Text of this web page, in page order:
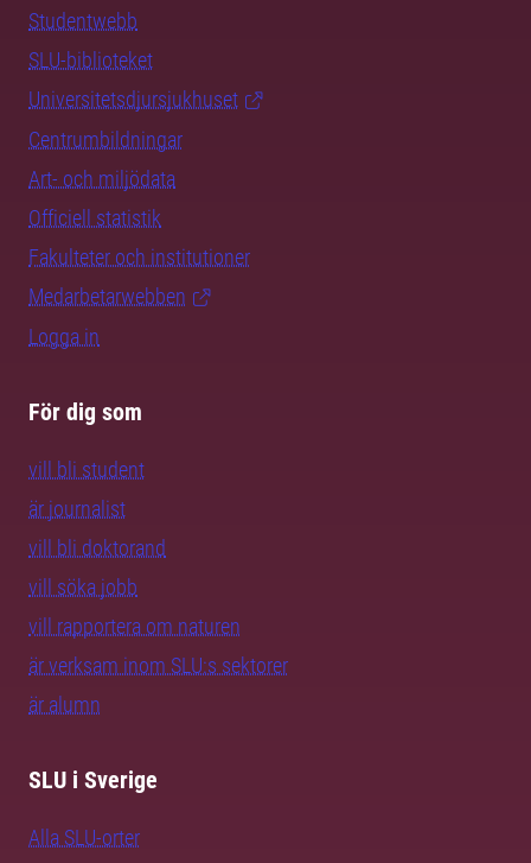
Studentwebb
SLU-biblioteket
Universitetsdjursjukhuset
Centrumbildningar
Art- och miljödata
Officiell statistik
Fakulteter och institutioner
Medarbetarwebben
Logga in
För dig som
vill bli student
är journalist
vill bli doktorand
vill söka jobb
vill rapportera om naturen
är verksam inom SLU:s sektorer
är alumn
SLU i Sverige
Alla SLU-orter